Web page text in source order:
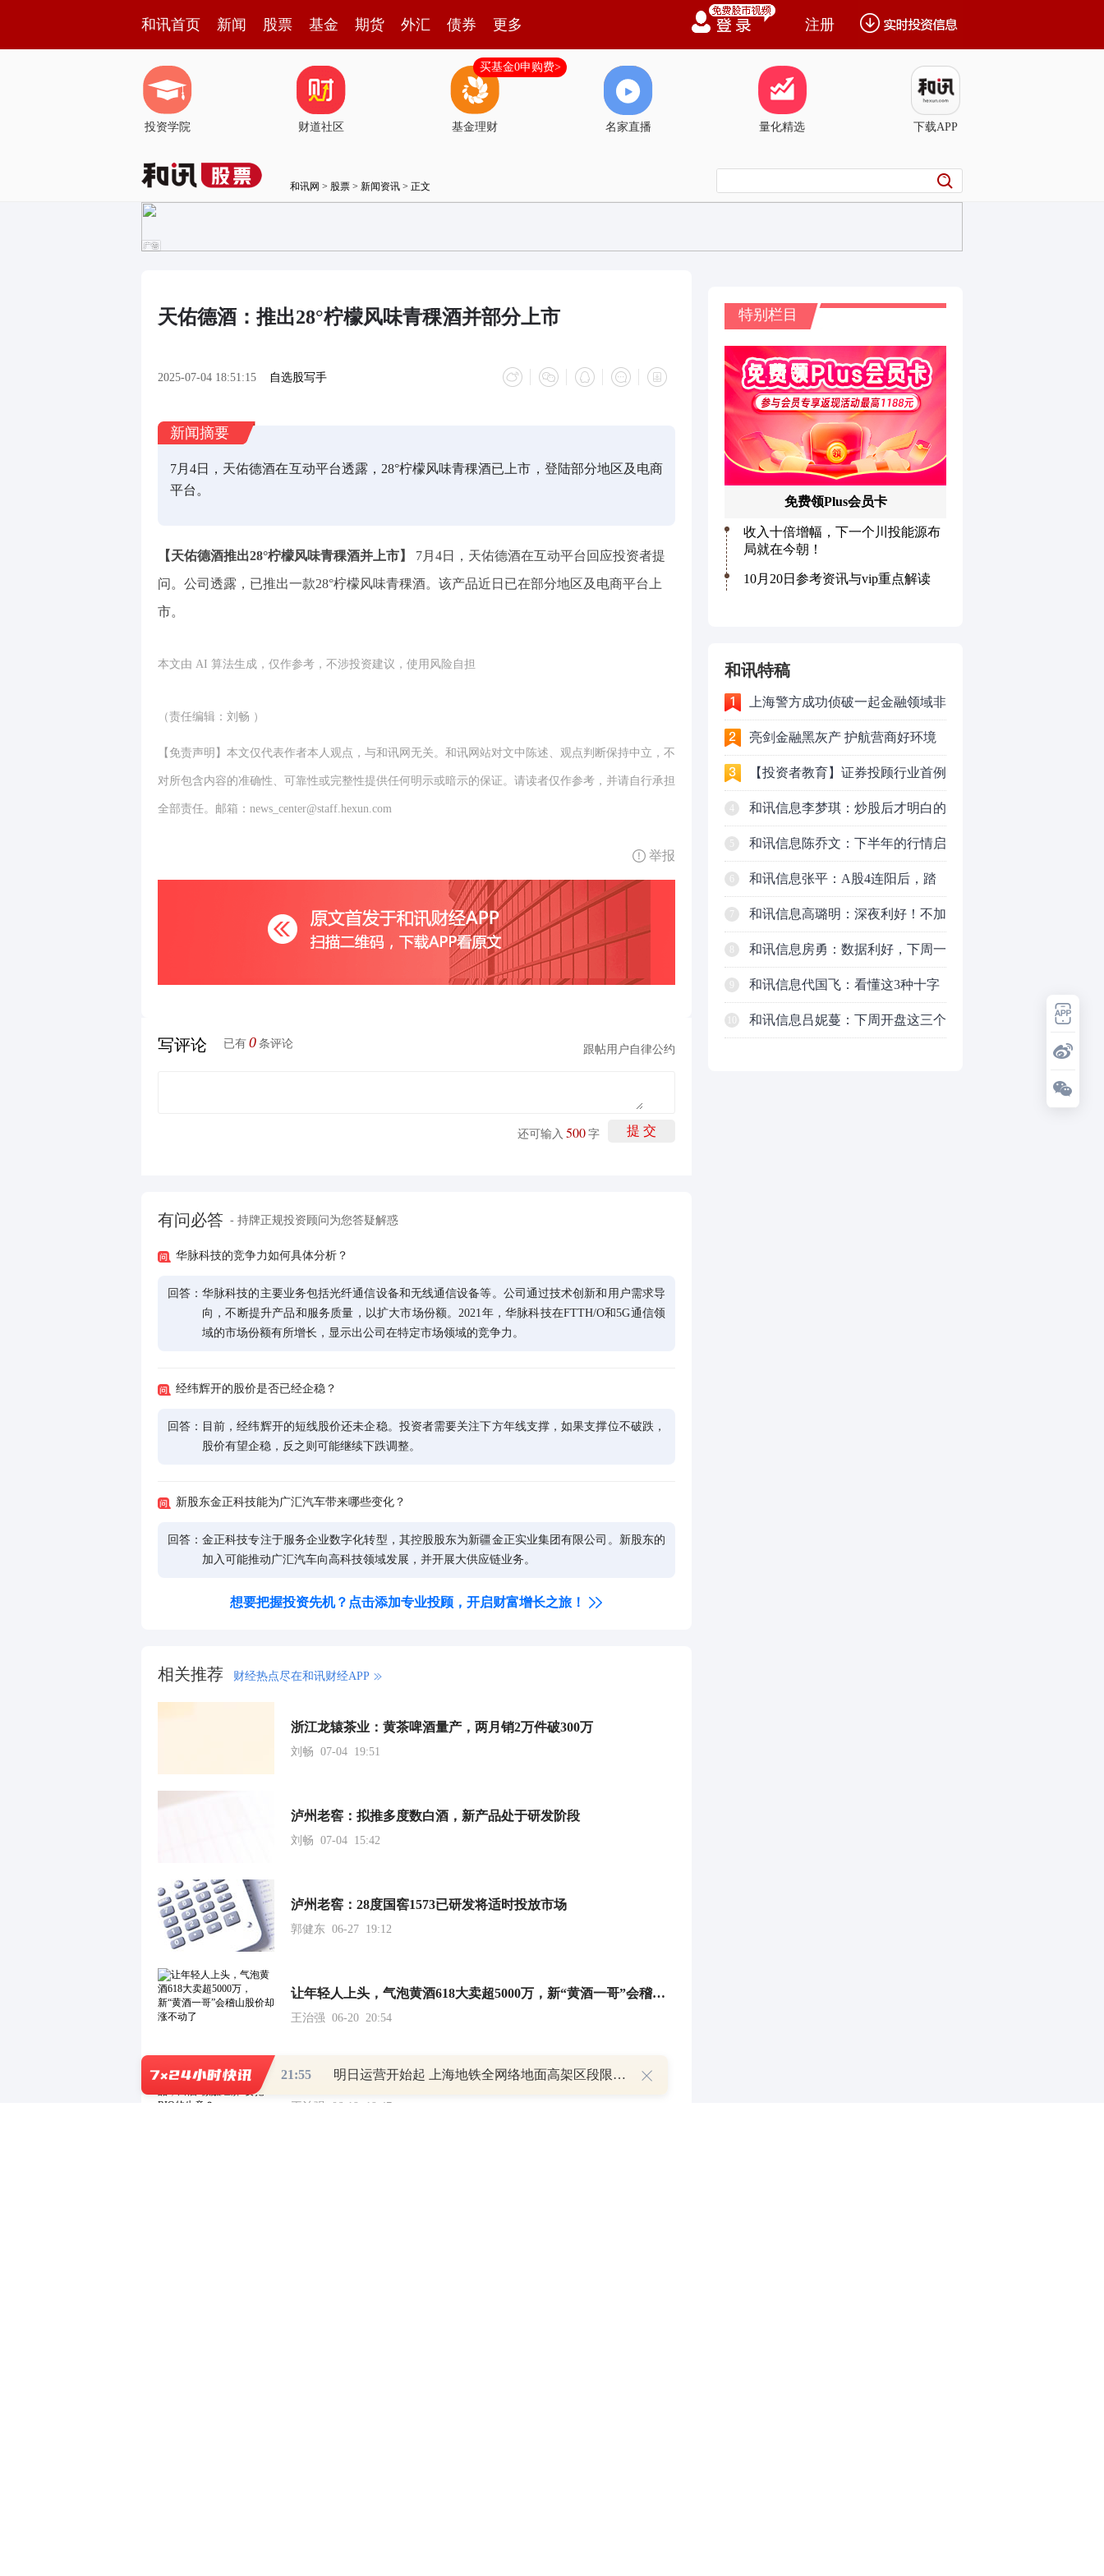
和讯首页 新闻 股票 基金 期货 外汇 债券 更多 注册
投资学院 财道社区 基金理财
买基金0申购费>
名家直播 量化精选 下载APP
和讯网 > 股票 > 新闻资讯 > 正文
天佑德酒：推出28°柠檬风味青稞酒并部分上市
2025-07-04 18:51:15 自选股写手
新闻摘要
7月4日，天佑德酒在互动平台透露，28°柠檬风味青稞酒已上市，登陆部分地区及电商
平台。
【天佑德酒推出28°柠檬风味青稞酒并上市】
7月4日，天佑德酒在互动平台回应投资者提
问。公司透露，已推出一款28°柠檬风味青稞酒。该产品近日已在部分地区及电商平台上
市。
本文由 AI 算法生成，仅作参考，不涉投资建议，使用风险自担
（责任编辑：刘畅 ）
【免责声明】本文仅代表作者本人观点，与和讯网无关。和讯网站对文中陈述、观点判断保持中立，不
对所包含内容的准确性、可靠性或完整性提供任何明示或暗示的保证。请读者仅作参考，并请自行承担
全部责任。邮箱：news_center@staff.hexun.com
举报
写评论 已有 0 条评论 跟帖用户自律公约
提 交
还可输入 500 字
有问必答 - 持牌正规投资顾问为您答疑解惑
华脉科技的竞争力如何具体分析？
回答： 华脉科技的主要业务包括光纤通信设备和无线通信设备等。公司通过技术创新和用户需求导
向，不断提升产品和服务质量，以扩大市场份额。2021年，华脉科技在FTTH/O和5G通信领
域的市场份额有所增长，显示出公司在特定市场领域的竞争力。
经纬辉开的股价是否已经企稳？
回答： 目前，经纬辉开的短线股价还未企稳。投资者需要关注下方年线支撑，如果支撑位不破跌，
股价有望企稳，反之则可能继续下跌调整。
新股东金正科技能为广汇汽车带来哪些变化？
回答： 金正科技专注于服务企业数字化转型，其控股股东为新疆金正实业集团有限公司。新股东的
加入可能推动广汇汽车向高科技领域发展，并开展大供应链业务。
想要把握投资先机？点击添加专业投顾，开启财富增长之旅！
相关推荐 财经热点尽在和讯财经APP
浙江龙辕茶业：黄茶啤酒量产，两月销2万件破300万
刘畅 07-04 19:51
泸州老窖：拟推多度数白酒，新产品处于研发阶段
刘畅 07-04 15:42
泸州老窖：28度国窖1573已研发将适时投放市场
郭健东 06-27 19:12
让年轻人上头，气泡黄酒618大卖超5000万，新“黄酒一哥”会稽山股价却涨不动了
王治强 06-20 20:54
王治强 06-19 19:47
和讯特稿
上海警方成功侦破一起金融领域非
法代理维权敲诈勒索案件
亮剑金融黑灰产 护航营商好环境
——上海普陀严打“代理维权”敲诈
犯罪、筑牢金融法治屏障
【投资者教育】证券投顾行业首例
以敲诈勒索罪定罪的非法代理维权
案二审宣判，主犯获刑五年
和讯信息李梦琪：炒股后才明白的
九个人生道理
5 和讯信息陈乔文：下半年的行情启
动了
和讯信息张平：A股4连阳后，踏
空怎么办？结构性回补！
7 和讯信息高璐明：深夜利好！不加
息了？周一还能涨吗？
和讯信息房勇：数据利好，下周一
应对方案
和讯信息代国飞：看懂这3种十字
星k线形态
和讯信息吕妮蔓：下周开盘这三个
21:55 明日运营开始起 上海地铁全网络地面高架区段限速运行